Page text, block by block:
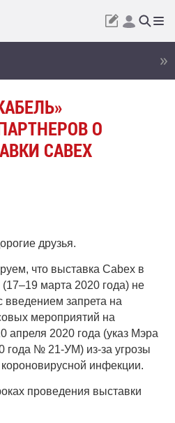
О
CABEX
друзья.
что выставка Cabex в
марта 2020 года) не
введением запрета на
мероприятий на
апреля 2020 года (указ Мэра
года № 21-УМ) из-за угрозы
инфекции.
проведения выставки